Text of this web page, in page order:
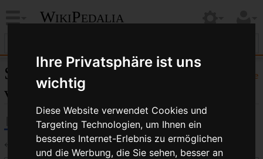
Ihre Privatsphäre ist uns
wichtig
Diese Website verwendet Cookies und
Targeting Technologien, um Ihnen ein
besseres Internet-Erlebnis zu ermöglichen
und die Werbung, die Sie sehen, besser an
WikiPedalia
Hilfe
Seiten, die auf „B.S.C.“
verlinken
←